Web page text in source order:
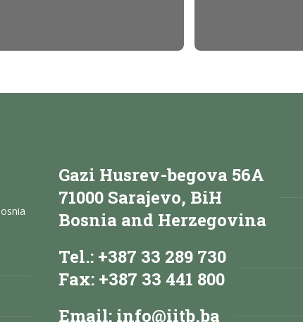
Gazi Husrev-begova 56A
71000 Sarajevo, BiH
Bosnia and Herzegovina
Tel.: +387 33 289 730
Fax: +387 33 441 800
Email: info@iitb.ba